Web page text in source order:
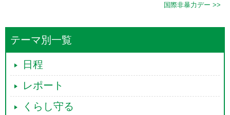
国際非暴力デー >>
テーマ別一覧
日程
レポート
くらし守る